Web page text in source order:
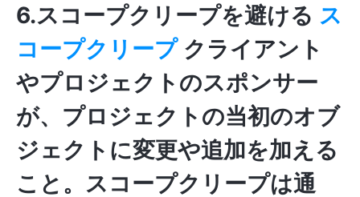
6.スコープクリープを避ける ス
コープクリープクライアント
やプロジェクトのスポンサー
が、プロジェクトの当初のオブ
ジェクトに変更や追加を加える
こと。スコープクリープは通